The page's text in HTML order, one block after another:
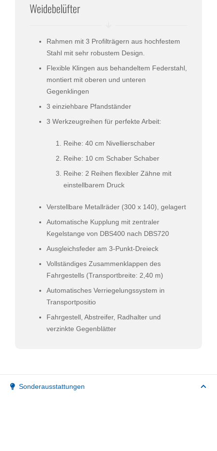
Weidebelüfter
Rahmen mit 3 Profilträgern aus hochfestem
Stahl mit sehr robustem Design.
Flexible Klingen aus behandeltem Federstahl,
montiert mit oberen und unteren
Gegenklingen
3 einziehbare Pfandständer
3 Werkzeugreihen für perfekte Arbeit:
Reihe: 40 cm Nivellierschaber
Reihe: 10 cm Schaber Schaber
Reihe: 2 Reihen flexibler Zähne mit
einstellbarem Druck
Verstellbare Metallräder (300 x 140), gelagert
Automatische Kupplung mit zentraler
Kegelstange von DBS400 nach DBS720
Ausgleichsfeder am 3-Punkt-Dreieck
Vollständiges Zusammenklappen des
Fahrgestells (Transportbreite: 2,40 m)
Automatisches Verriegelungssystem in
Transportpositio
Fahrgestell, Abstreifer, Radhalter und
verzinkte Gegenblätter
Sonderausstattungen